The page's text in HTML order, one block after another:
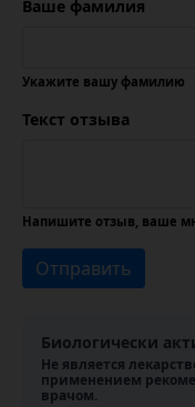
Ваше фамилия
Укажите вашу фамилию
Текст отзыва
Напишите отзыв, ваше
Отправить
Биологически
Не является
применением
врачом.